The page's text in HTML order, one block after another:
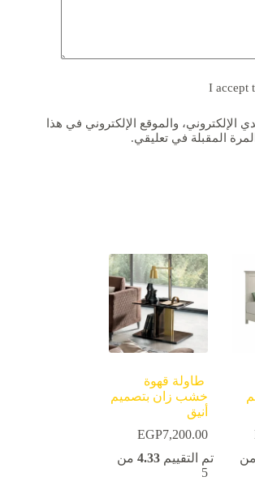
I accept
الإلكتروني، والموقع الإلكتروني في هذا
المقبلة في تعليقي.
طاولة قهوة
خشب زان بتصميم
أنيق
EGP7,200.00
تم التقييم4.33 من
5